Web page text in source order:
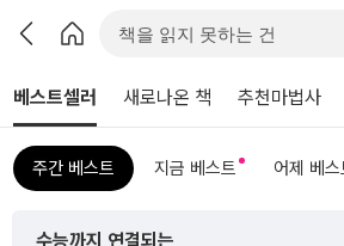
베스트셀러 새로나온 책 추천마법사
주간 베스트 지금 베스트 어제 베스
수능까지 연결되는